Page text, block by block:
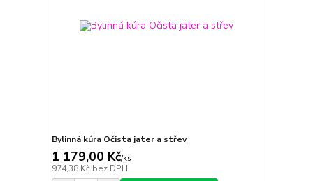
Bylinná kúra Očista jater a střev
1 179,00 Kč/ks
974,38 Kč bez DPH